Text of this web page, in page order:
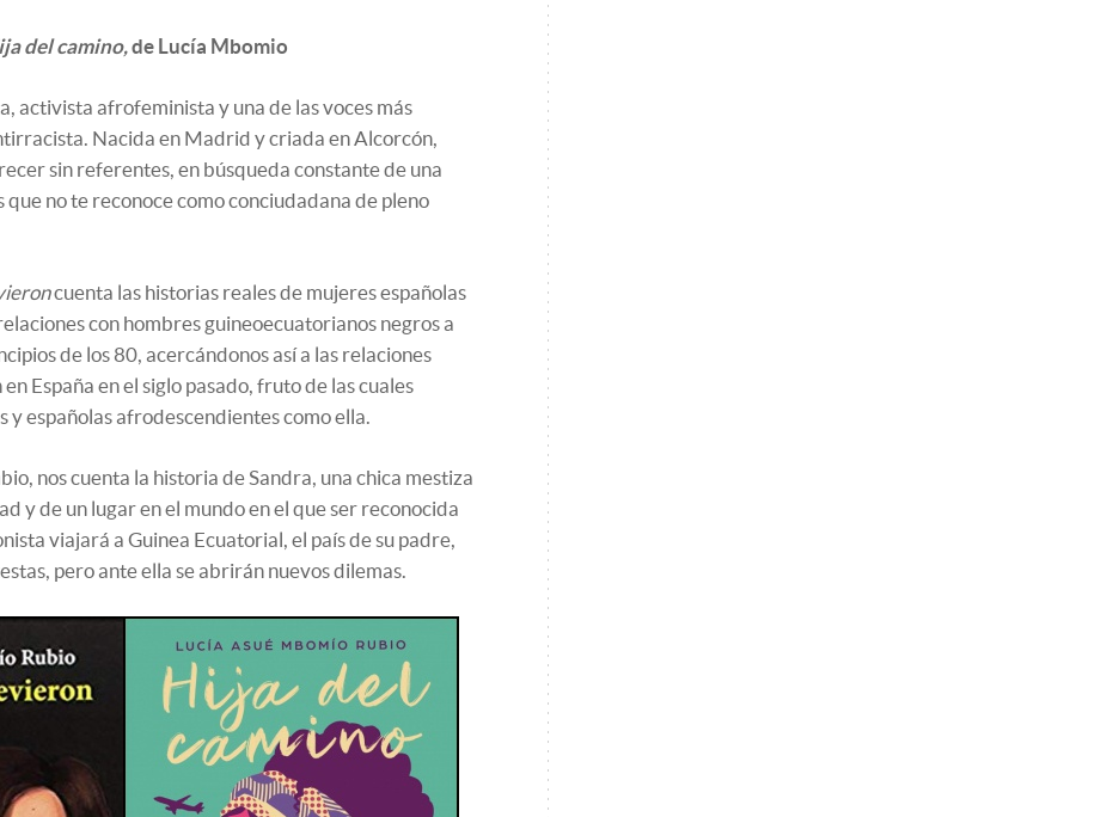
del camino,de Lucía Mbomio
activista afrofeminista y una de las voces más
Nacida en Madrid y criada en Alcorcón,
sin referentes, en búsqueda constante de una
no te reconoce como conciudadana de pleno
cuenta las historias reales de mujeres españolas
con hombres guineoecuatorianos negros a
de los 80, acercándonos así a las relaciones
España en el siglo pasado, fruto de las cuales
y españolas afrodescendientes como ella.
nos cuenta la historia de Sandra, una chica mestiza
y de un lugar en el mundo en el que ser reconocida
viajará a Guinea Ecuatorial, el país de su padre,
pero ante ella se abrirán nuevos dilemas.